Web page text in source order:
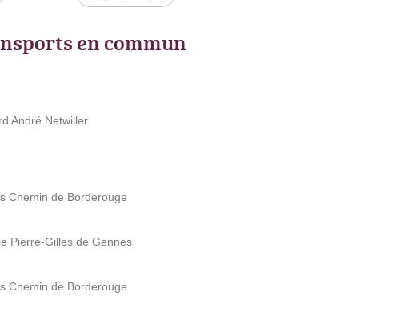
en commun
André Netwiller
Chemin de Borderouge
Pierre-Gilles de Gennes
Chemin de Borderouge